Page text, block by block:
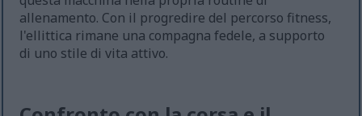
allenamento. Con il progredire del percorso fitness,
l'ellittica rimane una compagna fedele, a supporto
di uno stile di vita attivo.